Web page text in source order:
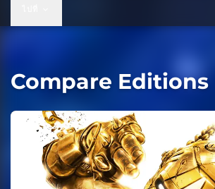
Compare Editions